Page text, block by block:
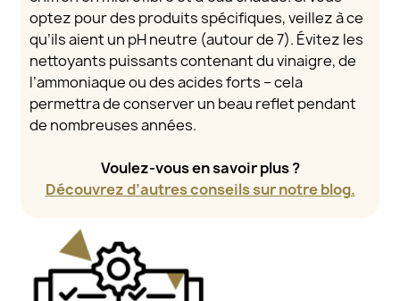
optez pour des produits spécifiques, veillez à ce
qu’ils aient un pH neutre (autour de 7). Évitez les
nettoyants puissants contenant du vinaigre, de
l’ammoniaque ou des acides forts – cela
permettra de conserver un beau reflet pendant
de nombreuses années.
Voulez-vous en savoir plus ?
Découvrez d’autres conseils sur notre blog.